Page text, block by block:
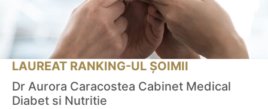
LAUREAT RANKING-UL ȘOIMII
Dr Aurora Caracostea Cabinet Medical
Diabet si Nutritie